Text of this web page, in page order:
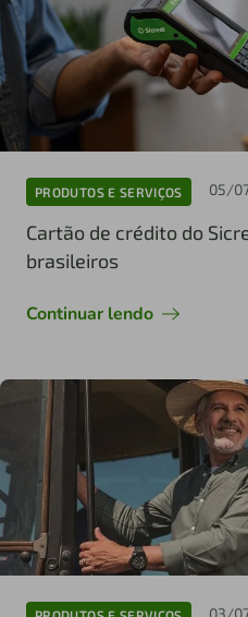
PRODUTOS E SERVIÇOS 05/
Cartão de crédito do
brasileiros
Continuar lendo
03/